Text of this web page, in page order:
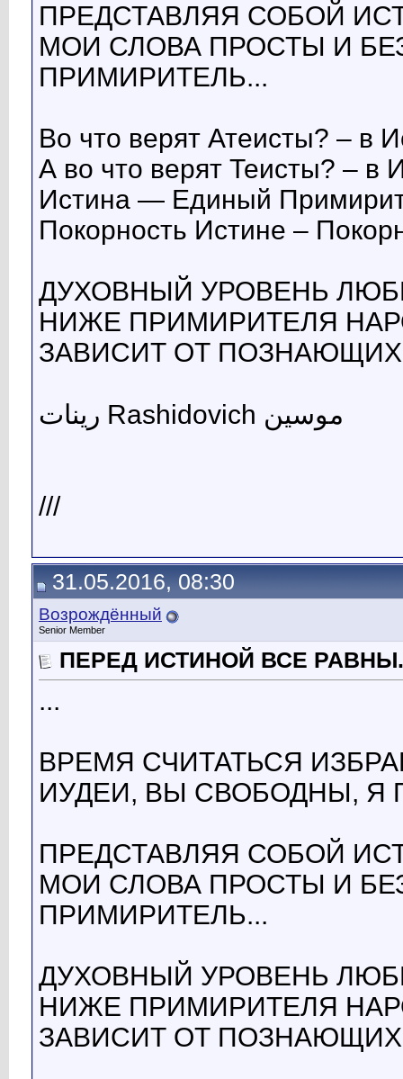
ПРЕДСТАВЛЯЯ СОБОЙ
МОИ СЛОВА ПРОСТЫ И
ПРИМИРИТЕЛЬ...
Во что верят Атеисты? – в
А во что верят Теисты? – в
Истина — Единый
Покорность Истине –
ДУХОВНЫЙ УРОВЕНЬ
НИЖЕ ПРИМИРИТЕЛЯ
ЗАВИСИТ ОТ
رينات Rashidovich موسين
///
31.05.2016, 08:30
Возрождённый
Senior Member
ПЕРЕД ИСТИНОЙ ВСЕ РАВНЫ.
...
ВРЕМЯ СЧИТАТЬСЯ
ИУДЕИ, ВЫ СВОБОДНЫ, Я
ПРЕДСТАВЛЯЯ СОБОЙ
МОИ СЛОВА ПРОСТЫ И
ПРИМИРИТЕЛЬ...
ДУХОВНЫЙ УРОВЕНЬ
НИЖЕ ПРИМИРИТЕЛЯ
ЗАВИСИТ ОТ